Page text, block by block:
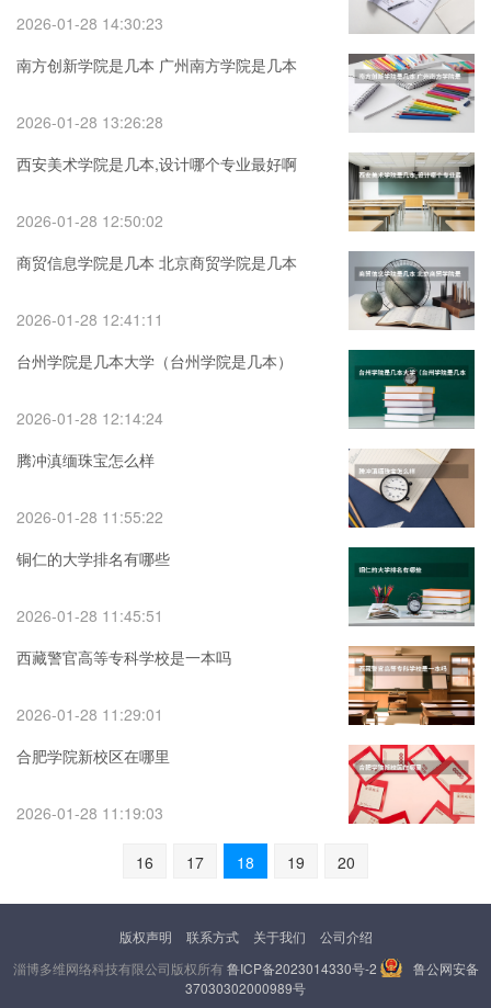
2026-01-28 14:30:23
南方创新学院是几本 广州南方学院是几本
2026-01-28 13:26:28
西安美术学院是几本,设计哪个专业最好啊
2026-01-28 12:50:02
商贸信息学院是几本 北京商贸学院是几本
2026-01-28 12:41:11
台州学院是几本大学（台州学院是几本）
2026-01-28 12:14:24
腾冲滇缅珠宝怎么样
2026-01-28 11:55:22
铜仁的大学排名有哪些
2026-01-28 11:45:51
西藏警官高等专科学校是一本吗
2026-01-28 11:29:01
合肥学院新校区在哪里
2026-01-28 11:19:03
16 17 18 19 20
版权声明 联系方式 关于我们
公司介绍
淄博多维网络科技有限公司版权所有鲁ICP备2023014330号-2
鲁公网安备
37030302000989号